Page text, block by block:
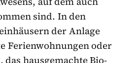
sind. In den
der Anlage
Ferienwohnungen oder
hausgemachte Bio-